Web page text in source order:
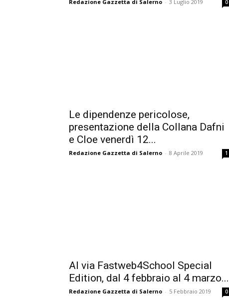
Redazione Gazzetta di Salerno - 3 Luglio 2019 0
Le dipendenze pericolose,
presentazione della Collana Dafni
e Cloe venerdì 12...
Redazione Gazzetta di Salerno - 8 Aprile 2019 1
Al via Fastweb4School Special
Edition, dal 4 febbraio al 4 marzo...
Redazione Gazzetta di Salerno - 5 Febbraio 2019 0